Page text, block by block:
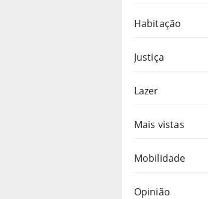
Habitação
Justiça
Lazer
Mais vistas
Mobilidade
Opinião